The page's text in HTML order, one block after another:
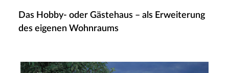
Das Hobby- oder Gästehaus – als Erweiterung
des eigenen Wohnraums